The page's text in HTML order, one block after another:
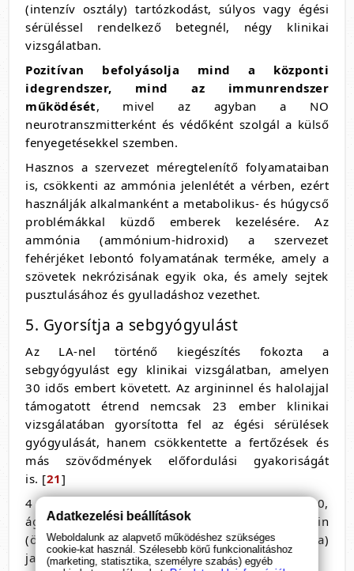
(intenzív osztály) tartózkodást, súlyos vagy égési
sérüléssel rendelkező betegnél, négy klinikai
vizsgálatban.
Pozitívan befolyásolja mind a központi
idegrendszer, mind az immunrendszer
működését, mivel az agyban a NO
neurotranszmitterként és védőként szolgál a külső
fenyegetésekkel szemben.
Hasznos a szervezet méregtelenítő folyamataiban
is, csökkenti az ammónia jelenlétét a vérben, ezért
használják alkalmanként a metabolikus- és húgycső
problémákkal küzdő emberek kezelésére. Az
ammónia (ammónium-hidroxid) a szervezet
fehérjéket lebontó folyamatának terméke, amely a
szövetek nekrózisának egyik oka, és amely sejtek
pusztulásához és gyulladáshoz vezethet.
5. Gyorsítja a sebgyógyulást
Az LA-nel történő kiegészítés fokozta a
sebgyógyulást egy klinikai vizsgálatban, amelyen
30 idős embert követett. Az argininnel és halolajjal
támogatott étrend nemcsak 23 ember klinikai
vizsgálatában gyorsította fel az égési sérülések
gyógyulását, hanem csökkentette a fertőzések és
más szövődmények előfordulási gyakoriságát
is. [21]
4 klinikai vizsgálatban, amelyben több mint 250,
ágyhoz kötött embert vizsgált, az L-arginin
(önmagában, cinkkel és C-vitaminnal kombinálva)
javította a gyomorfekélyek gyógyulását. [22][23
Adatkezelési beállítások
Weboldalunk az alapvető működéshez szükséges
cookie-kat használ. Szélesebb körű funkcionalitáshoz
(marketing, statisztika, személyre szabás) egyéb